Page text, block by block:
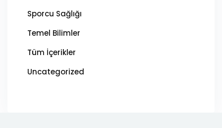
Sporcu Sağlığı
Temel Bilimler
Tüm İçerikler
Uncategorized